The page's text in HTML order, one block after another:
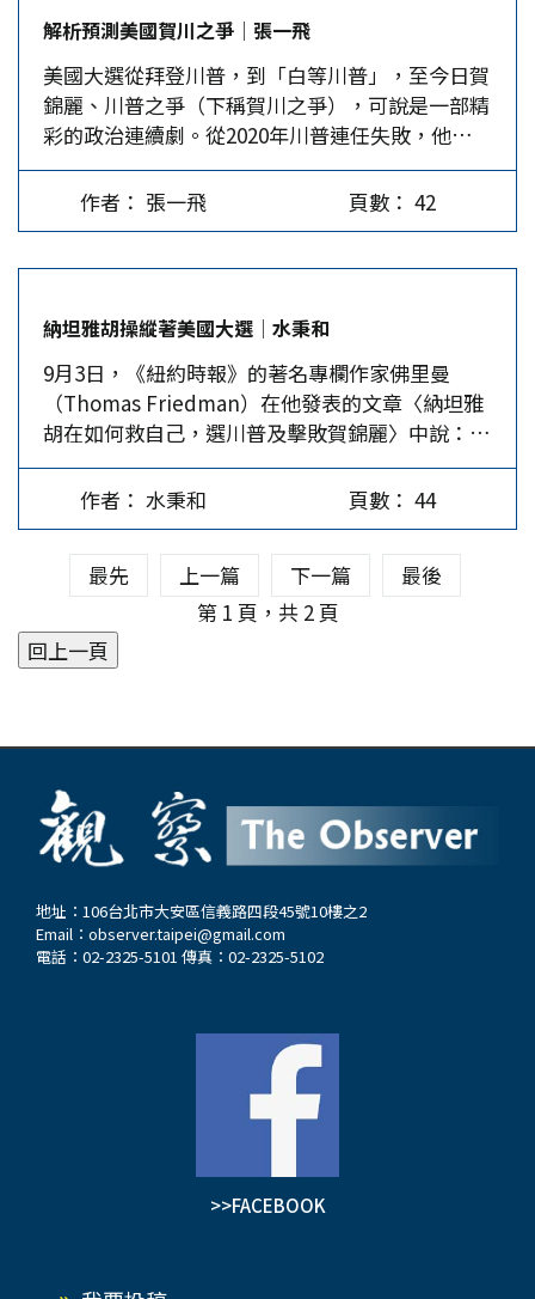
麗總比老是講錯話又固執的拜登好掌控一點，所以
現在兩黨的表現可以說是平分秋色。…
性、女人不會贏的成見。2008年美國選出了第一位
黑人總統，至今卻仍然選不出一位女總統。 2020
年參議員華倫（Elizabeth Warren）在民主黨初
選中，以犀利的政策分析見長，卻被批評為好鬥逞
強，不得人緣。她發現：「女人沒有贏的指望，如
果妳抱怨，就像個委屈的小女人；如果妳不抱怨，
別的女人會想，妳是從哪個星球來的？」美國女性
比黑人男性晚了50年得到投票權，那麼，在歐巴馬
定等得到。…
解析預測美國賀川之爭│張一飛
美國大選從拜登川普，到「白等川普」，至今日賀
錦麗、川普之爭（下稱賀川之爭），可說是一部精
彩的政治連續劇。從2020年川普連任失敗，他表示
2024要再次競逐。其競選與官司訟案新聞三年多來
持續不斷，今年7月13日他在賓州競選遭遇槍擊暗
殺，更讓他當選率爆增，7月21日拜登受壓退選，
轉為正百分點。 當然，二人相差不大的民調不能
完全作為預判準則。2024年美國大選還得以美國選
舉風俗，以及選民與金主的選舉原則（政治經濟利
益考量）來解析判斷。 美國選舉風俗和選舉原則
首先，簡單解釋一下何為美國選舉風俗和選舉原
則。美國人對總統大選普遍不關心，這由它的投票
率大多低於66%（不到三分之二）可以看出。同
時，這種關注與美國人民的人均所得、學識程度和
資產財富（都是金字塔，正三角形分布）成反比
（那就是倒金字塔和負三角形）。越窮、知識越
低、收入越低的人對選舉的關注就越小，而他們是
大多數人。這種選舉關注度與人口的反比，形成了
一種選舉風俗，姑且稱之為倒金字塔風俗。 在倒
脹、就業率和民生有關的指數，就是他們的政經考
量。在金字塔頂端的人們，生活不成問題，他們選
舉的原則與底層選民不同，他們求的是選出的官員
他們的企業或謀利途徑。他們不需要有能力知識的
官員，而是要順從他們思想意願的人，所以他們要
能影響選舉和選出能被影響的人，這就是美國居金
作者： 張一飛 頁數： 42
納坦雅胡操縱著美國大選│水秉和
9月3日，《紐約時報》的著名專欄作家佛里曼
（Thomas Friedman）在他發表的文章〈納坦雅
胡在如何救自己，選川普及擊敗賀錦麗〉中說：
「納坦雅胡明白知道，賀錦麗在他的掌握之中。如
果他繼續進行加薩戰爭，直到完勝，導致更多的平
民傷亡，他就迫使賀錦麗要嘛公開批評他而失去猶
太裔選民的選票，要嘛默不作聲，因而失去關鍵州
密西根的阿拉伯和穆斯林選民的選票，…。」 佛
里曼在文章中繼續說，納坦雅胡在今後2個月會加
大對加薩的攻擊，因為他希望川普當選；川普當選
後將宣布停火，然後推動沙烏地阿拉伯與以色列建
係，破壞中國在促成伊朗與沙烏地阿拉伯和解的重
大成就。這樣，拜登試圖建立的印歐經濟走廊，也
就是從印度，經過沙烏地阿拉伯、以色列，然後通
通盤計畫，就大功告成了。只不過，它不是在拜登
或賀錦麗任內完成的，而是在川普手中完成的。
要知道，拜登的大戰略是把南亞與歐洲連結起來，
馬來西亞都打通的話，那麼他又可以把中國圈住
了。當然，他現在可能拉不動東盟，所以他死命要
在南海搞事。 如果是川普上台，他可能對拜登的
這套大戰略根本不感興趣。以色列跟埃及和約旦很
《阿布拉罕協議》，讓以色列與阿拉伯聯合大公國
和巴林建立了外交關係。隨後，摩洛哥和蘇丹也加
作者： 水秉和 頁數： 44
最先 上一篇 下一篇
最後
第 1 頁，共 2 頁
地址：106台北市大安區信義路四段45號10樓之2
Email： observer.taipei@gmail.com
電話：02-2325-5101 傳真：02-2325-5102
>>FACEBOOK